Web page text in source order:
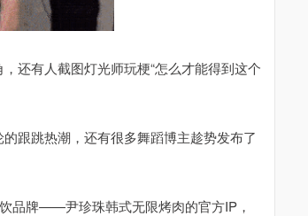
还有人截图灯光师玩梗“怎么才能得到这个
跟跳热潮，还有很多舞蹈博主趁势发布了
品牌——尹珍珠韩式无限烤肉的官方IP，